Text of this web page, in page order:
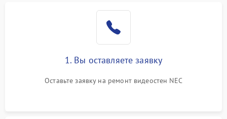
1. Вы оставляете заявку
Оставьте заявку на ремонт видеостен NEC